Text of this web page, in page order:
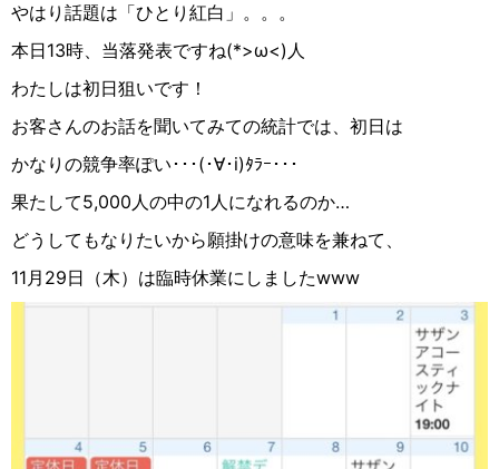
やはり話題は「ひとり紅白」。。。
本日13時、当落発表ですね(*>ω<)人
わたしは初日狙いです！
お客さんのお話を聞いてみての統計では、初日は
かなりの競争率ぽい･･･(･∀︎･i)ﾀﾗｰ･･･
果たして5,000人の中の1人になれるのか…
どうしてもなりたいから願掛けの意味を兼ねて、
11月29日（木）は臨時休業にしましたwww